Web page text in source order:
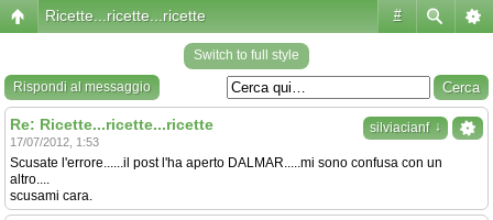
#
Ricette...ricette...ricette
Switch to full style
Rispondi al messaggio
silviacianf ↓
Re: Ricette...ricette...ricette
17/07/2012, 1:53
Scusate l'errore......il post l'ha aperto DALMAR.....mi sono confusa con un
altro....
scusami cara.